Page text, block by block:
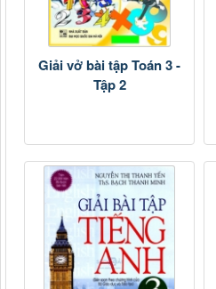
Giải vở bài tập Toán 3 -
Tập 2